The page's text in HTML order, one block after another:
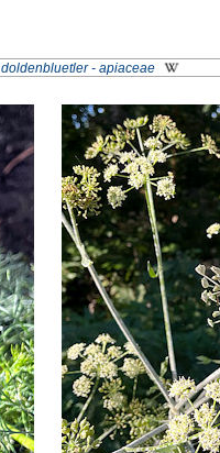
doldenbluetler - apiaceae